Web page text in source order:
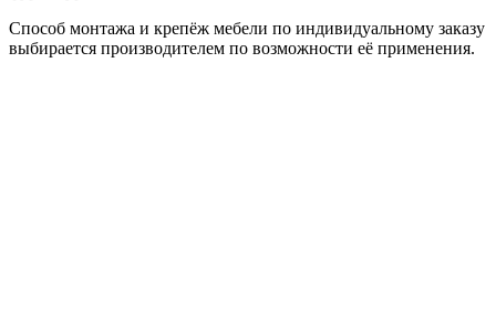
Способ монтажа и крепёж мебели по индивидуальному заказу
выбирается производителем по возможности её применения.